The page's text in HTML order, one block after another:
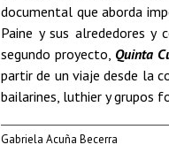
documental que aborda
Paine y sus alrededores y
segundo proyecto, Quinta
partir de un viaje desde la
bailarines, luthier y grupos
Gabriela Acuña Becerra